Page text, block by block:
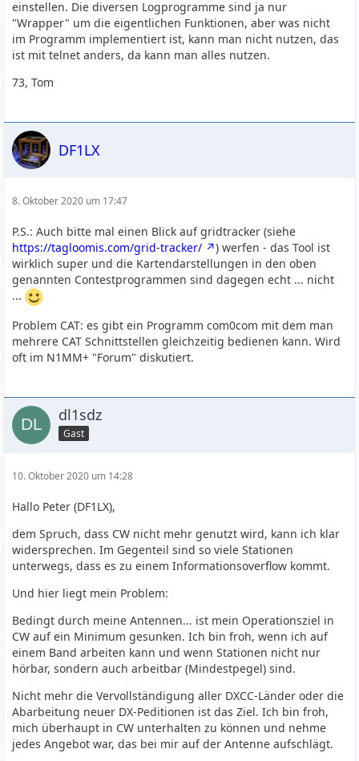
einstellen. Die diversen Logprogramme sind ja nur
"Wrapper" um die eigentlichen Funktionen, aber was nicht
im Programm implementiert ist, kann man nicht nutzen, das
ist mit telnet anders, da kann man alles nutzen.
73, Tom
DF1LX
8. Oktober 2020 um 17:47
P.S.: Auch bitte mal einen Blick auf gridtracker (siehe
https://tagloomis.com/grid-tracker/
) werfen - das Tool ist
wirklich super und die Kartendarstellungen in den oben
genannten Contestprogrammen sind dagegen echt ... nicht
...
Problem CAT: es gibt ein Programm com0com mit dem man
mehrere CAT Schnittstellen gleichzeitig bedienen kann. Wird
oft im N1MM+ "Forum" diskutiert.
dl1sdz
Gast
10. Oktober 2020 um 14:28
Hallo Peter (DF1LX),
dem Spruch, dass CW nicht mehr genutzt wird, kann ich klar
widersprechen. Im Gegenteil sind so viele Stationen
unterwegs, dass es zu einem Informationsoverflow kommt.
Und hier liegt mein Problem:
Bedingt durch meine Antennen... ist mein Operationsziel in
CW auf ein Minimum gesunken. Ich bin froh, wenn ich auf
einem Band arbeiten kann und wenn Stationen nicht nur
hörbar, sondern auch arbeitbar (Mindestpegel) sind.
Nicht mehr die Vervollständigung aller DXCC-Länder oder die
Abarbeitung neuer DX-Peditionen ist das Ziel. Ich bin froh,
mich überhaupt in CW unterhalten zu können und nehme
jedes Angebot war, das bei mir auf der Antenne aufschlägt.